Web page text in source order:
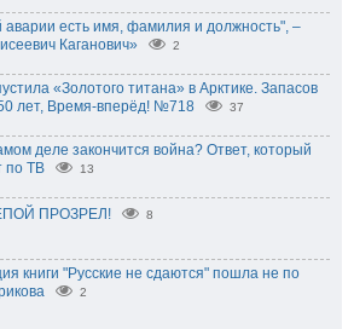
аварии есть имя, фамилия и должность", –
Каганович»
2
«Золотого титана» в Арктике. Запасов
лет, Время-вперёд! №718
37
деле закончится война? Ответ, который
по ТВ
13
ПРОЗРЕЛ! 8
книги "Русские не сдаются" пошла не по
2